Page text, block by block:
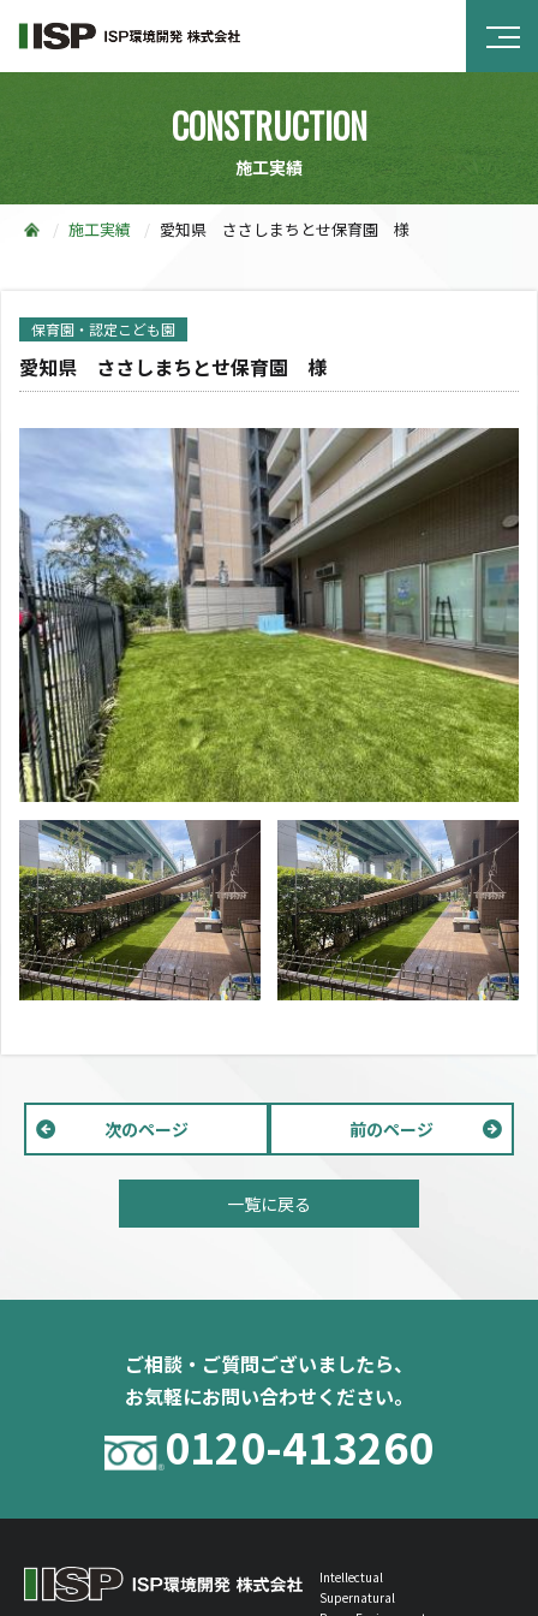
CONSTRUCTION
施工実績
施工実績 愛知県 ささしまちとせ保育園 様
保育園・認定こども園
愛知県 ささしまちとせ保育園 様
次のページ 前のページ
一覧に戻る
ご相談・ご質問ございましたら、
お気軽にお問い合わせください。
0120-413260
Intellectual
Supernatural